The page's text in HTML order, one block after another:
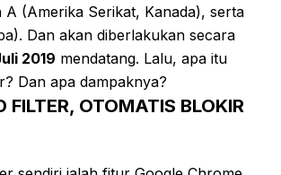
A (Amerika Serikat, Kanada), serta
Dan akan diberlakukan secara
2019 mendatang. Lalu, apa itu
Dan apa dampaknya?
FILTER, OTOMATIS BLOKIR